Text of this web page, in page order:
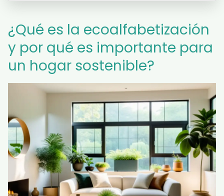
¿Qué es la ecoalfabetización
y por qué es importante para
un hogar sostenible?